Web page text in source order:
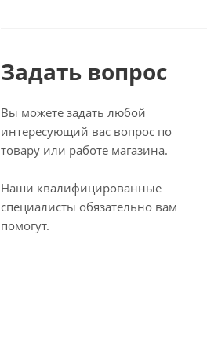
Задать вопрос
Вы можете задать любой
интересующий вас вопрос по
товару или работе магазина.
Наши квалифицированные
специалисты обязательно вам
помогут.